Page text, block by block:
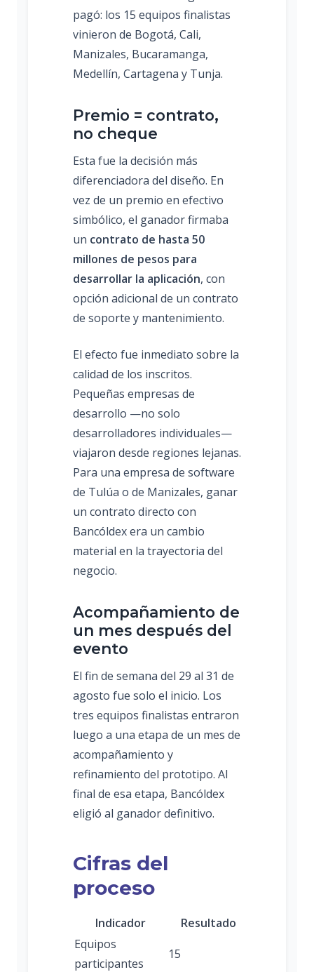
pagó: los 15 equipos finalistas
vinieron de Bogotá, Cali,
Manizales, Bucaramanga,
Medellín, Cartagena y Tunja.
Premio = contrato,
no cheque
Esta fue la decisión más
diferenciadora del diseño. En
vez de un premio en efectivo
simbólico, el ganador firmaba
un contrato de hasta 50
millones de pesos para
desarrollar la aplicación, con
opción adicional de un contrato
de soporte y mantenimiento.
El efecto fue inmediato sobre la
calidad de los inscritos.
Pequeñas empresas de
desarrollo —no solo
desarrolladores individuales—
viajaron desde regiones lejanas.
Para una empresa de software
de Tulúa o de Manizales, ganar
un contrato directo con
Bancóldex era un cambio
material en la trayectoria del
negocio.
Acompañamiento de
un mes después del
evento
El fin de semana del 29 al 31 de
agosto fue solo el inicio. Los
tres equipos finalistas entraron
luego a una etapa de un mes de
acompañamiento y
refinamiento del prototipo. Al
final de esa etapa, Bancóldex
eligió al ganador definitivo.
Cifras del
proceso
Indicador
Resultado
Equipos
participantes
15